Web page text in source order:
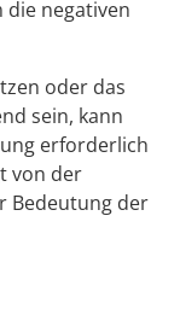
negativen
oder das
sein, kann
erforderlich
von der
Bedeutung der